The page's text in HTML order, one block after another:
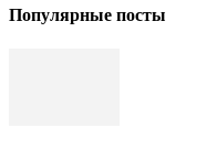
Популярные посты